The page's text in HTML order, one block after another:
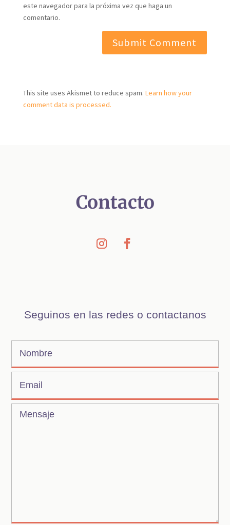
este navegador para la próxima vez que haga un
comentario.
t
e
This site uses Akismet to reduce spam. Learn how your
comment data is processed.
Contacto
Seguinos en las redes o contactanos